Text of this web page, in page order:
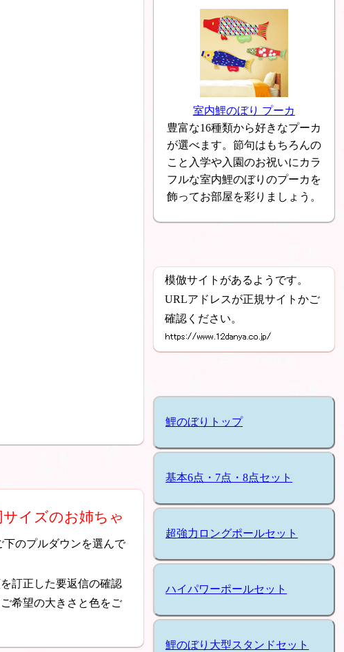
イズのお姉ちゃ
のプルダウンを選んで
訂正した要返信の確認
希望の大きさと色をご
室内鯉のぼり プーカ
豊富な16種類から好きなプーカ
が選べます。節句はもちろんの
こと入学や入園のお祝いにカラ
フルな室内鯉のぼりのプーカを
飾ってお部屋を彩りましょう。
模倣サイトがあるようです。
URLアドレスが正規サイトかご
確認ください。
鯉のぼりトップ
基本6点・7点・8点セット
超強力ロングポールセット
ハイパワーポールセット
鯉のぼり大型スタンドセット